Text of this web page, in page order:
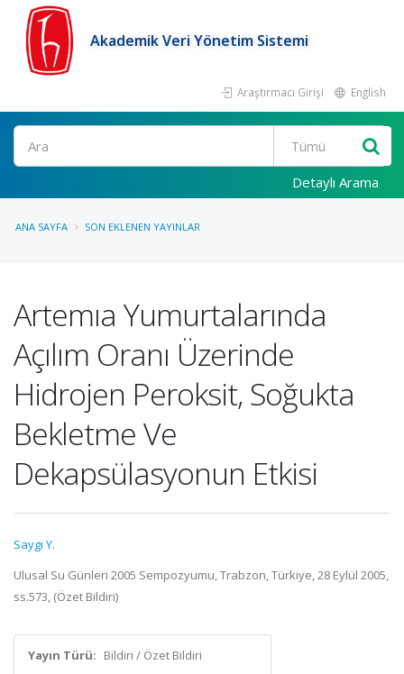
Akademik Veri Yönetim Sistemi
Araştırmacı Girişi English
Ara
Detaylı Arama
ANA SAYFA SON EKLENEN YAYINLAR
Artemıa Yumurtalarında
Açılım Oranı Üzerinde
Hidrojen Peroksit, Soğukta
Bekletme Ve
Dekapsülasyonun Etkisi
Saygı Y.
Ulusal Su Günleri 2005 Sempozyumu, Trabzon, Türkiye, 28 Eylül 2005,
ss.573, (Özet Bildiri)
Yayın Türü: Bildiri / Özet Bildiri